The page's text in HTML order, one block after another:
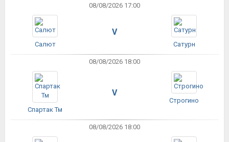
08/08/2026 17:00
Салют
V
Сатурн
08/08/2026 18:00
Спартак Тм
V
Строгино
08/08/2026 18:00